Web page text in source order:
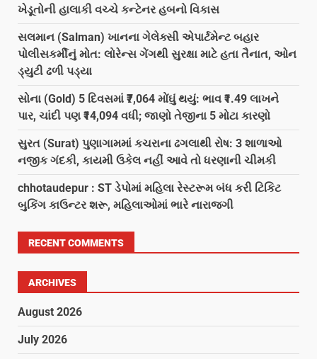
ખેડૂતોની હાલાકી વચ્ચે કન્ટેનર હબનો વિકાસ
સલમાન (Salman) ખાનના ગેલેક્સી એપાર્ટમેન્ટ બહાર
પોલીસકર્મીનું મોત: લોરેન્સ ગેંગથી સુરક્ષા માટે હતા તૈનાત, ઓન
ડ્યુટી ઢળી પડ્યા
સોના (Gold) 5 દિવસમાં ₹7,064 મોંઘું થયું: ભાવ ₹1.49 લાખને
પાર, ચાંદી પણ ₹14,094 વધી; જાણો તેજીના 5 મોટા કારણો
સુરત (Surat) પુણાગામમાં કચરાના ઢગલાથી રોષ: 3 શાળાઓ
નજીક ગંદકી, કાયમી ઉકેલ નહીં આવે તો ધરણાની ચીમકી
chhotaudepur : ST ડેપોમાં મહિલા રેસ્ટરૂમ બંધ કરી ટિકિટ
બુકિંગ કાઉન્ટર શરૂ, મહિલાઓમાં ભારે નારાજગી
RECENT COMMENTS
ARCHIVES
August 2026
July 2026